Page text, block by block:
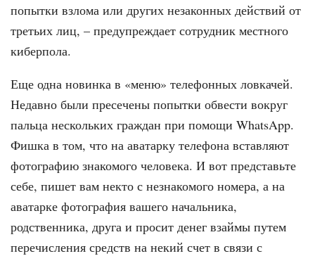
попытки взло­ма или других незаконных действий от
третьих лиц, – предупреждает сотрудник местного
киберпола.
Еще одна новинка в «меню» теле­фонных ловкачей.
Недавно были пре­сечены попытки обвести вокруг
паль­ца нескольких граждан при помощи WhatsApp.
Фишка в том, что на аватар­ку телефона вставляют
фотографию знакомого человека. И вот представь­те
себе, пишет вам некто с незнако­мого номера, а на
аватарке фотогра­фия вашего начальника,
родственника, друга и просит денег взаймы путем
пе­речисления средств на некий счет в связи с